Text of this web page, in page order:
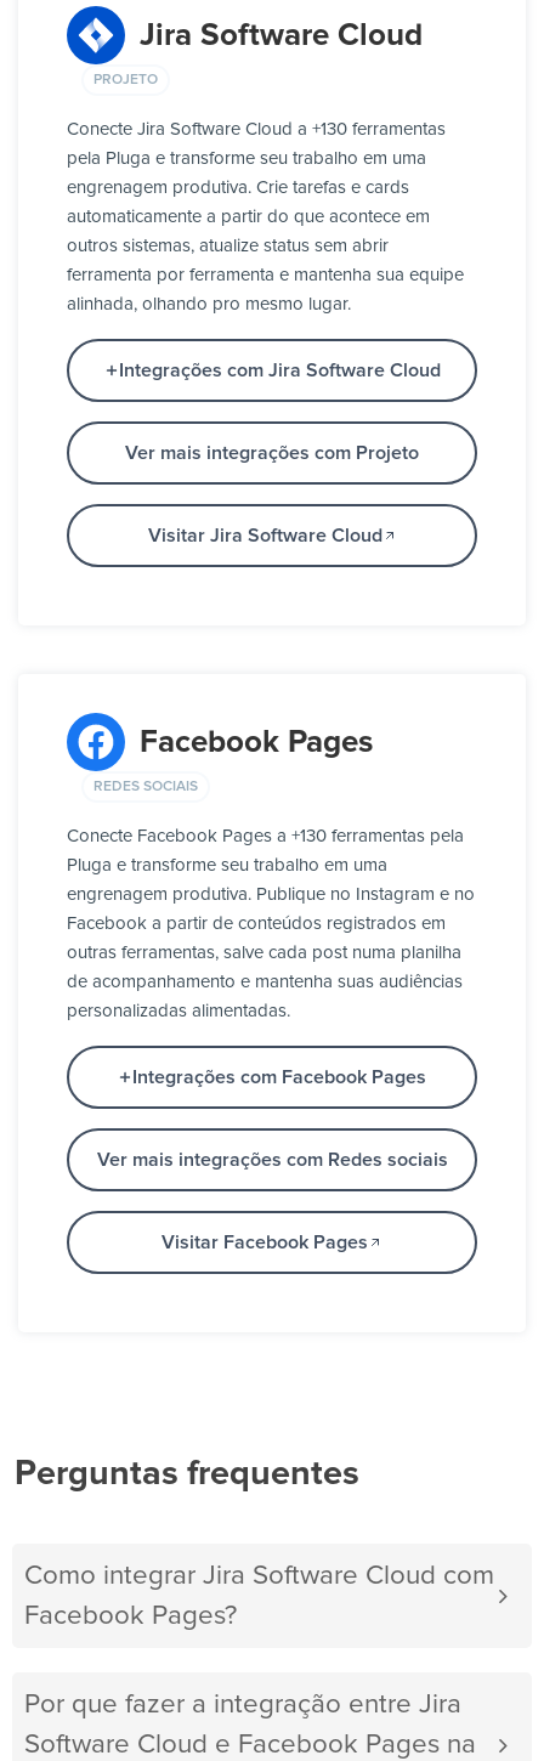
Jira Software Cloud
PROJETO
Conecte Jira Software Cloud a +130 ferramentas
pela Pluga e transforme seu trabalho em uma
engrenagem produtiva. Crie tarefas e cards
automaticamente a partir do que acontece em
outros sistemas, atualize status sem abrir
ferramenta por ferramenta e mantenha sua equipe
alinhada, olhando pro mesmo lugar.
Integrações com Jira Software Cloud
Ver mais integrações com Projeto
Visitar Jira Software Cloud
Facebook Pages
REDES SOCIAIS
Conecte Facebook Pages a +130 ferramentas pela
Pluga e transforme seu trabalho em uma
engrenagem produtiva. Publique no Instagram e no
Facebook a partir de conteúdos registrados em
outras ferramentas, salve cada post numa planilha
de acompanhamento e mantenha suas audiências
personalizadas alimentadas.
Integrações com Facebook Pages
Ver mais integrações com Redes sociais
Visitar Facebook Pages
Perguntas frequentes
Como integrar Jira Software Cloud com
Facebook Pages?
Por que fazer a integração entre Jira
Software Cloud e Facebook Pages na